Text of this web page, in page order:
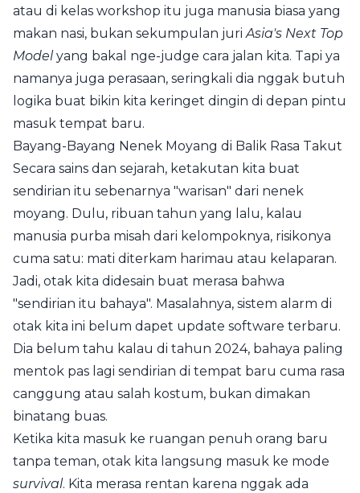
atau di kelas workshop itu juga manusia biasa yang
makan nasi, bukan sekumpulan juriAsia's Next Top
Modelyang bakal nge-judge cara jalan kita. Tapi ya
namanya juga perasaan, seringkali dia nggak butuh
logika buat bikin kita keringet dingin di depan pintu
masuk tempat baru.
Bayang-Bayang Nenek Moyang di Balik Rasa Takut
Secara sains dan sejarah, ketakutan kita buat
sendirian itu sebenarnya "warisan" dari nenek
moyang. Dulu, ribuan tahun yang lalu, kalau
manusia purba misah dari kelompoknya, risikonya
cuma satu: mati diterkam harimau atau kelaparan.
Jadi, otak kita didesain buat merasa bahwa
"sendirian itu bahaya". Masalahnya, sistem alarm di
otak kita ini belum dapet update software terbaru.
Dia belum tahu kalau di tahun 2024, bahaya paling
mentok pas lagi sendirian di tempat baru cuma rasa
canggung atau salah kostum, bukan dimakan
binatang buas.
Ketika kita masuk ke ruangan penuh orang baru
tanpa teman, otak kita langsung masuk ke mode
survival. Kita merasa rentan karena nggak ada